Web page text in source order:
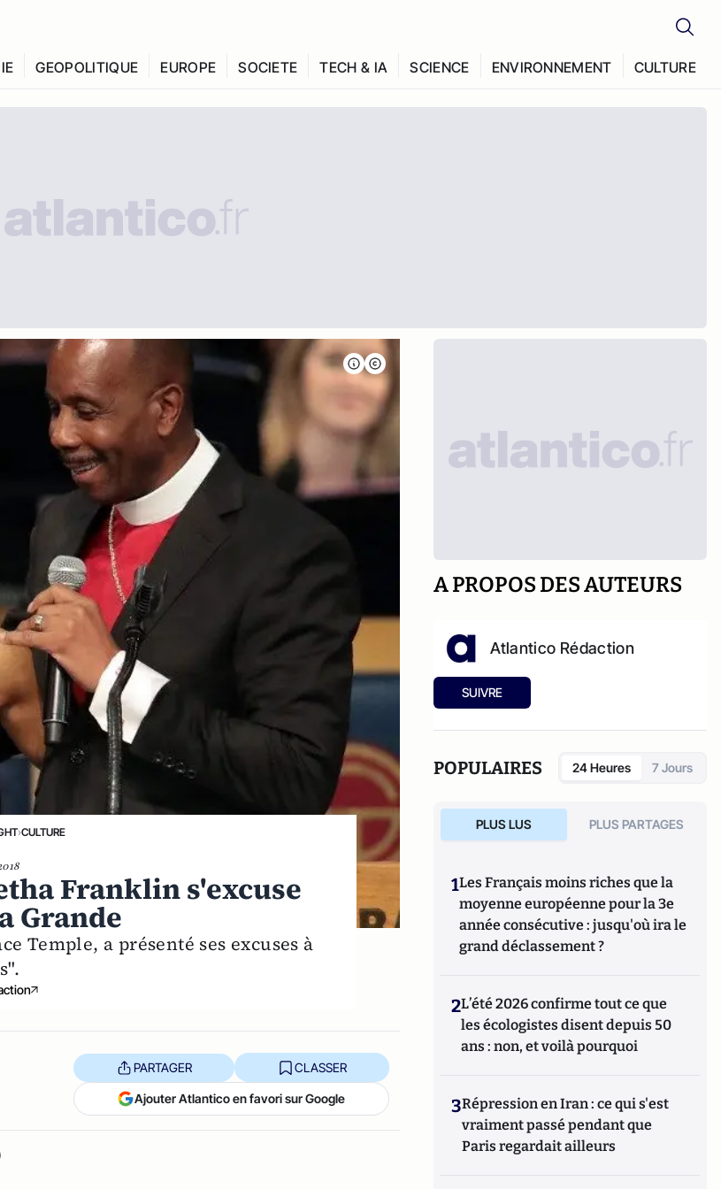
GEOPOLITIQUE EUROPE SOCIETE TECH & IA SCIENCE ENVIRONNEMENT CULTURE
›CULTURE
Franklin s'excuse
Grande
Temple, a présenté ses excuses à
PARTAGER CLASSER
Ajouter Atlantico en favori sur Google
A PROPOS DES AUTEURS
Atlantico Rédaction
SUIVRE
POPULAIRES 24 Heures 7 Jours
PLUS LUS PLUS PARTAGES
1Les Français moins riches que la
moyenne européenne pour la 3e
année consécutive : jusqu'où ira le
grand déclassement ?
2L’été 2026 confirme tout ce que
les écologistes disent depuis 50
ans : non, et voilà pourquoi
3Répression en Iran : ce qui s'est
vraiment passé pendant que
Paris regardait ailleurs